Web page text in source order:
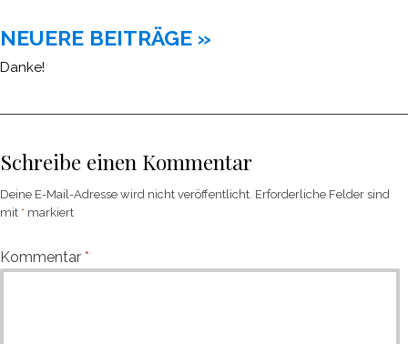
NEUERE BEITRÄGE »
Danke!
Schreibe einen Kommentar
Deine E-Mail-Adresse wird nicht veröffentlicht. Erforderliche Felder sind
mit * markiert
Kommentar *